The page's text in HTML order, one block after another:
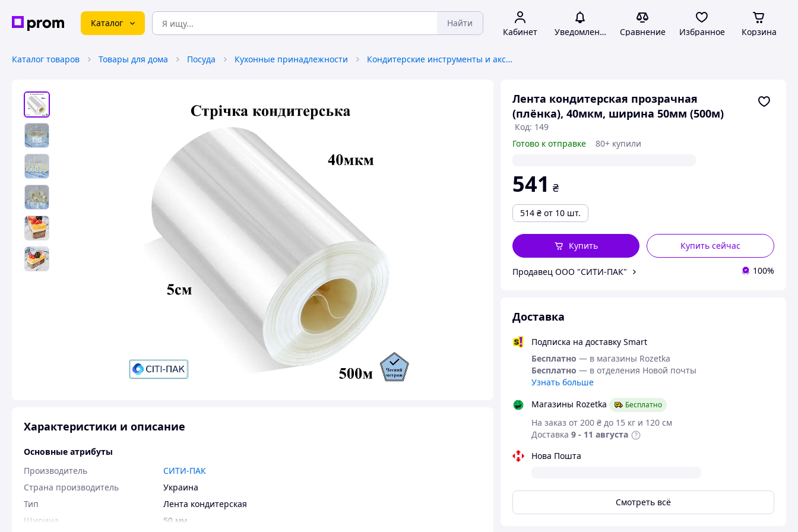
Каталог Найти
Кабинет Уведомления Сравнение Избранное Корзина
Каталог товаров Товары для дома Посуда Кухонные принадлежности Кондитерские инструменты и аксессуары
Лента кондитерская прозрачная
(плёнка), 40мкм, ширина 50мм (500м)
Код: 149
Готово к отправке
80+ купили
541 ₴
514 ₴ от 10 шт.
Купить сейчас
Купить
Продавец ООО "СИТИ-ПАК" 100%
Доставка
Подписка на доставку Smart
Бесплатно — в магазины Rozetka
Бесплатно — в отделения Новой почты
Узнать больше
Магазины Rozetka
Бесплатно
На заказ от 200 ₴ до 15 кг и 120 см
Доставка 9 - 11 августа
Нова Пошта
Смотреть всё
Характеристики и описание
Основные атрибуты
Производитель
СИТИ-ПАК
Страна производитель
Украина
Тип
Лента кондитерская
Ширина
50 мм